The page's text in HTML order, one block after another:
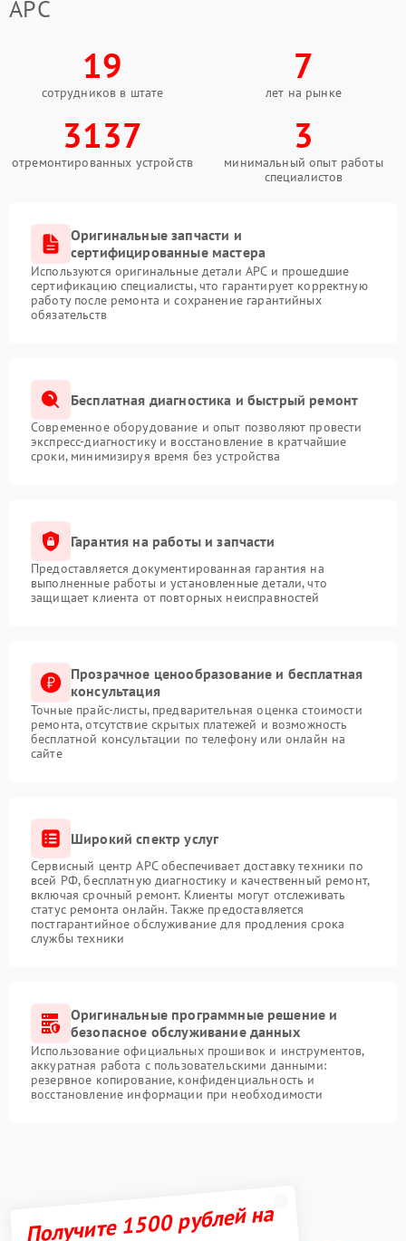
APC
19
сотрудников в штате
7
лет на рынке
3137
отремонтированных устройств
3
минимальный опыт работы
специалистов
Оригинальные запчасти и
сертифицированные мастера
Используются оригинальные детали APC и прошедшие
сертификацию специалисты, что гарантирует корректную
работу после ремонта и сохранение гарантийных
обязательств
Бесплатная диагностика и быстрый ремонт
Современное оборудование и опыт позволяют провести
экспресс-диагностику и восстановление в кратчайшие
сроки, минимизируя время без устройства
Гарантия на работы и запчасти
Предоставляется документированная гарантия на
выполненные работы и установленные детали, что
защищает клиента от повторных неисправностей
Прозрачное ценообразование и бесплатная
консультация
Точные прайс-листы, предварительная оценка стоимости
ремонта, отсутствие скрытых платежей и возможность
бесплатной консультации по телефону или онлайн на
сайте
Широкий спектр услуг
Сервисный центр APC обеспечивает доставку техники по
всей РФ, бесплатную диагностику и качественный ремонт,
включая срочный ремонт. Клиенты могут отслеживать
статус ремонта онлайн. Также предоставляется
постгарантийное обслуживание для продления срока
службы техники
Оригинальные программные решение и
безопасное обслуживание данных
Использование официальных прошивок и инструментов,
аккуратная работа с пользовательскими данными:
резервное копирование, конфиденциальность и
восстановление информации при необходимости
Получите 1500 рублей на